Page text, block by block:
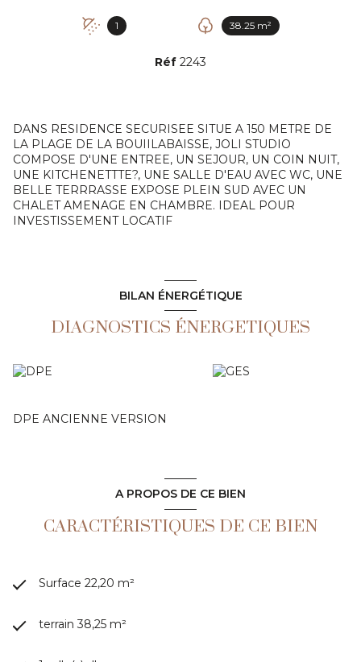
1 38.25 m²
Réf 2243
DANS RESIDENCE SECURISEE SITUE A 150 METRE DE
LA PLAGE DE LA BOUIILABAISSE, JOLI STUDIO
COMPOSE D'UNE ENTREE, UN SEJOUR, UN COIN NUIT,
UNE KITCHENETTTE?, UNE SALLE D'EAU AVEC WC, UNE
BELLE TERRRASSE EXPOSE PLEIN SUD AVEC UN
CHALET AMENAGE EN CHAMBRE. IDEAL POUR
INVESTISSEMENT LOCATIF
BILAN ÉNERGÉTIQUE
DIAGNOSTICS ÉNERGETIQUES
DPE ANCIENNE VERSION
A PROPOS DE CE BIEN
CARACTÉRISTIQUES DE CE BIEN
Surface 22,20 m²
terrain 38,25 m²